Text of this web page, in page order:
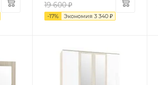
19 600₽
-17% Экономия 3 340₽